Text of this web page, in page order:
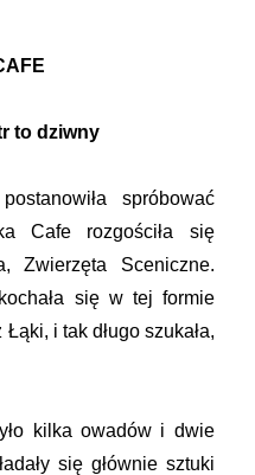
to dziwny
spróbować
Cafe rozgościła się
Zwierzęta Sceniczne.
się w tej formie
i tak długo szukała,
kilka owadów i dwie
się głównie sztuki